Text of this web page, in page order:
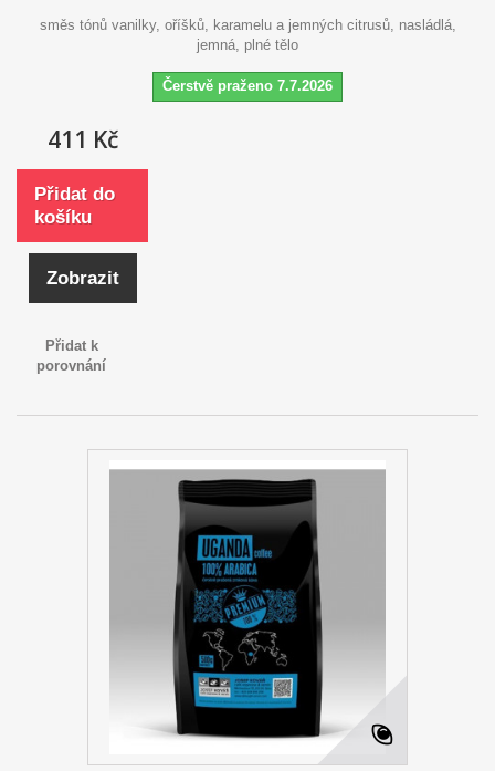
směs tónů vanilky, oříšků, karamelu a jemných citrusů, nasládlá,
jemná, plné tělo
Čerstvě praženo 7.7.2026
411 Kč
Přidat do
košíku
Zobrazit
Přidat k
porovnání